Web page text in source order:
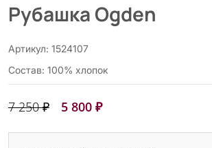
Рубашка Ogden
Артикул: 1524107
Состав: 100% хлопок
7 250 ₽ 5 800 ₽